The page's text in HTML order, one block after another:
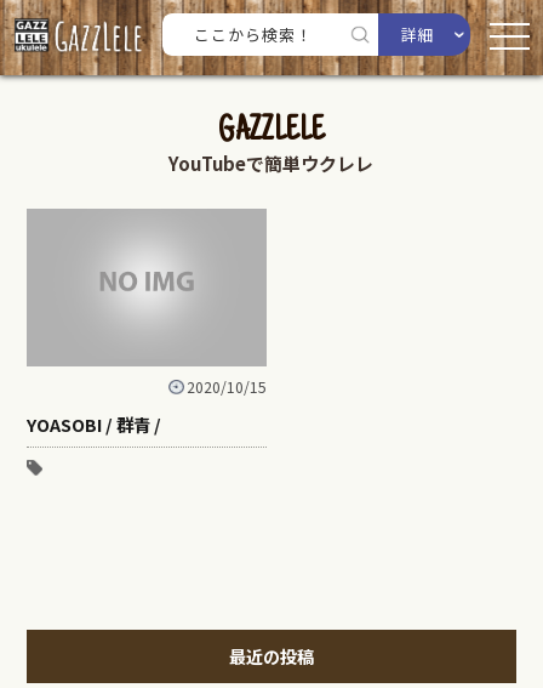
詳細
GAZZLELE
YouTubeで簡単ウクレレ
2020/10/15
YOASOBI / 群青 /
最近の投稿